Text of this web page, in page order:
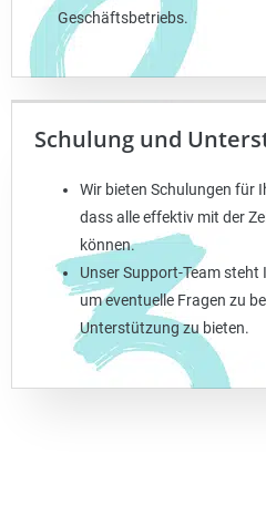
Geschäftsbetriebs.
Schulung und
Wir bieten Schulungen für
dass alle effektiv mit der
können.
Unser Support-Team
um eventuelle Fragen zu
Unterstützung zu bieten.